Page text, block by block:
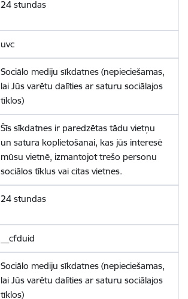
24 stundas
uvc
Sociālo mediju sīkdatnes (nepieciešamas,
lai Jūs varētu dalīties ar saturu sociālajos
tīklos)
Šīs sīkdatnes ir paredzētas tādu vietņu
un satura koplietošanai, kas jūs interesē
mūsu vietnē, izmantojot trešo personu
sociālos tīklus vai citas vietnes.
24 stundas
__cfduid
Sociālo mediju sīkdatnes (nepieciešamas,
lai Jūs varētu dalīties ar saturu sociālajos
tīklos)